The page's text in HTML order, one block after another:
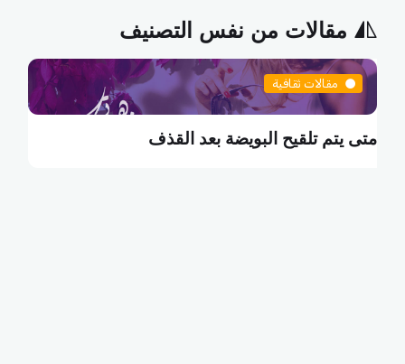
مقالات من نفس التصنيف
مقالات ثقافية
ما هي البطالة التكنولوجية